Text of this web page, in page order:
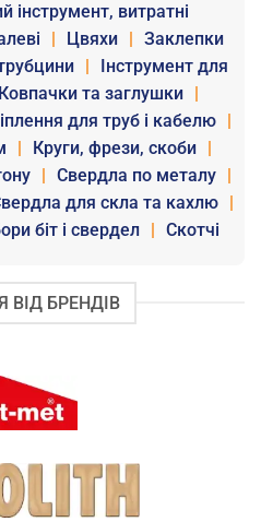
інструмент, витратні
| Цвяхи | Заклепки
|
Інструмент для
Ковпачки та заглушки
|
для труб і кабелю |
| Круги, фрези, скоби |
| Свердла по металу
|
для скла та кахлю |
біт і свердел | Скотчі
ВІД БРЕНДІВ